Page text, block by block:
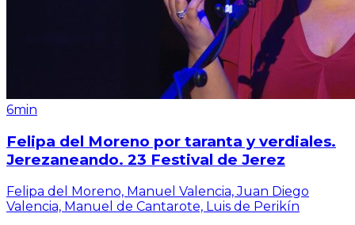
6min
Felipa del Moreno por taranta y verdiales.
Jerezaneando. 23 Festival de Jerez
Felipa del Moreno, Manuel Valencia, Juan Diego
Valencia, Manuel de Cantarote, Luis de Perikín